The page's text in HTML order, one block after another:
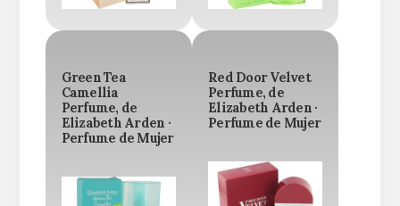
Green Tea
Camellia
Perfume, de
Elizabeth Arden ·
Perfume de Mujer
Red Door Velvet
Perfume, de
Elizabeth Arden ·
Perfume de Mujer